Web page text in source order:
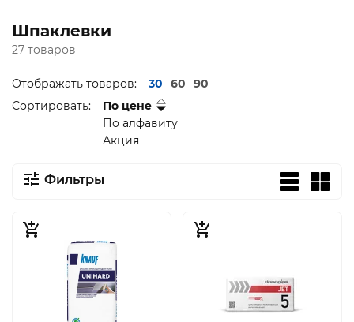
Шпаклевки
27 товаров
Отображать товаров: 30 60
90
Сортировать:
По цене
По алфавиту
Акция
Фильтры